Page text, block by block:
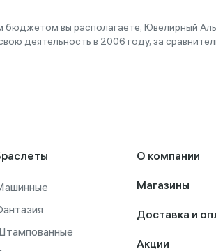
бюджетом вы располагаете, Ювелирный
деятельность в 2006 году, за
О компании
Магазины
Доставка и
Акции